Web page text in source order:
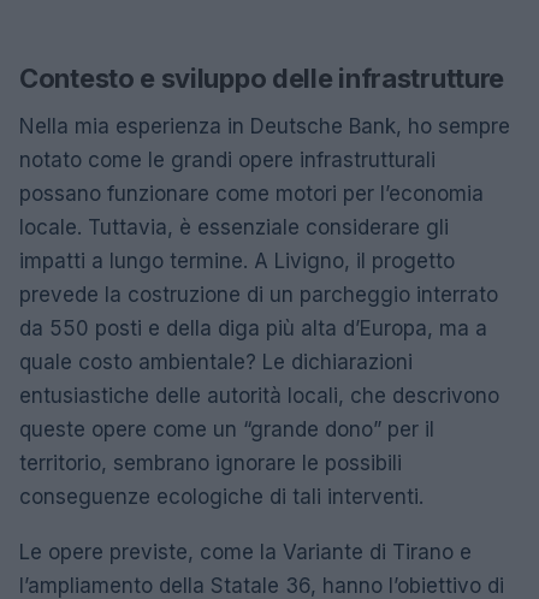
Contesto e sviluppo delle infrastrutture
Nella mia esperienza in Deutsche Bank, ho sempre
notato come le grandi opere infrastrutturali
possano funzionare come motori per l’economia
locale. Tuttavia, è essenziale considerare gli
impatti a lungo termine. A Livigno, il progetto
prevede la costruzione di un parcheggio interrato
da 550 posti e della diga più alta d’Europa, ma a
quale costo ambientale? Le dichiarazioni
entusiastiche delle autorità locali, che descrivono
queste opere come un “grande dono” per il
territorio, sembrano ignorare le possibili
conseguenze ecologiche di tali interventi.
Le opere previste, come la Variante di Tirano e
l’ampliamento della Statale 36, hanno l’obiettivo di